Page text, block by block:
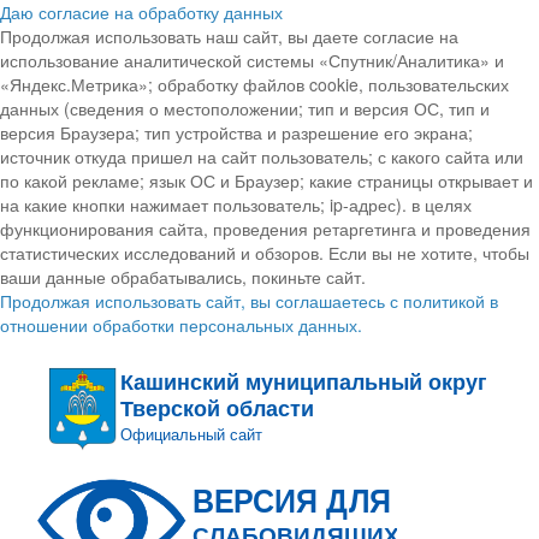
Даю согласие на обработку данных
Продолжая использовать наш сайт, вы даете согласие на
использование аналитической системы «Спутник/Аналитика» и
«Яндекс.Метрика»; обработку файлов cookie, пользовательских
данных (сведения о местоположении; тип и версия ОС, тип и
версия Браузера; тип устройства и разрешение его экрана;
источник откуда пришел на сайт пользователь; с какого сайта или
по какой рекламе; язык ОС и Браузер; какие страницы открывает и
на какие кнопки нажимает пользователь; ip-адрес). в целях
функционирования сайта, проведения ретаргетинга и проведения
статистических исследований и обзоров. Если вы не хотите, чтобы
ваши данные обрабатывались, покиньте сайт.
Продолжая использовать сайт, вы соглашаетесь с политикой в
отношении обработки персональных данных.